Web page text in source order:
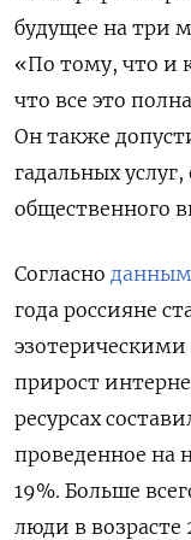
будущее на три
«По тому, что и
что все это
Он также
гадальных
общественного
Согласно данным
года россияне
прирост
ресурсах
проведенное на
19%. Больше
люди в возрасте